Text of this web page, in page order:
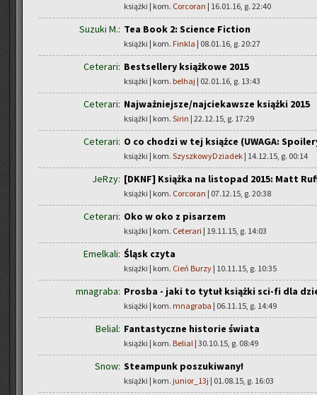
książki | kom. Corcoran | 16.01.16, g. 22:40
Suzuki M.: Tea Book 2: Science Fiction
książki | kom. Finkla | 08.01.16, g. 20:27
Ceterari: Bestsellery książkowe 2015
książki | kom. belhaj | 02.01.16, g. 13:43
Ceterari: Najważniejsze/najciekawsze książki 2015
książki | kom. Sirin | 22.12.15, g. 17:29
Ceterari: O co chodzi w tej książce (UWAGA:
książki | kom. SzyszkowyDziadek | 14.12.15, g. 00:14
JeRzy: [DKNF] Książka na listopad 2015: Matt
książki | kom. Corcoran | 07.12.15, g. 20:38
Ceterari: Oko w oko z pisarzem
książki | kom. Ceterari | 19.11.15, g. 14:03
Emelkali: Śląsk czyta
książki | kom. Cień Burzy | 10.11.15, g. 10:35
mnagraba: Prosba - jaki to tytuł książki sci-fi dla
książki | kom. mnagraba | 06.11.15, g. 14:49
Belial: Fantastyczne historie świata
książki | kom. Belial | 30.10.15, g. 08:49
Snow: Steampunk poszukiwany!
książki | kom. junior_13j | 01.08.15, g. 16:03